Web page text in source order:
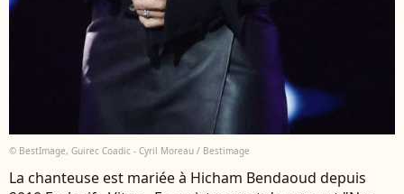
© BestImage, Guirec Coadic - Cyril Moreau / Bestimage
La chanteuse est mariée à Hicham Bendaoud depuis